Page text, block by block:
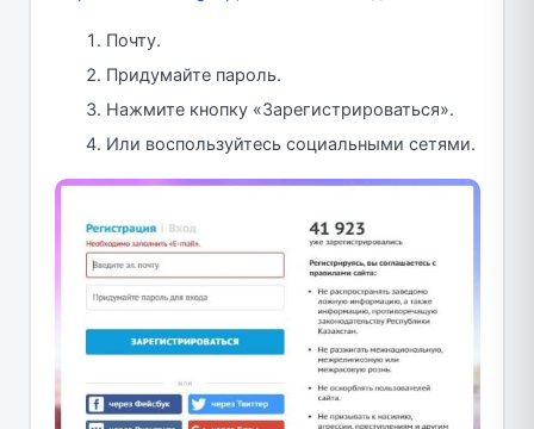
Почту.
Придумайте пароль.
Нажмите кнопку «Зарегистрироваться».
Или воспользуйтесь социальными сетями.